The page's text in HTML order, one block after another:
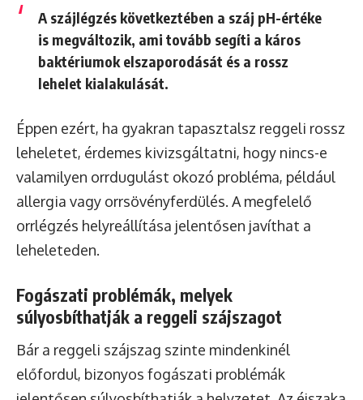
A szájlégzés következtében a száj pH-értéke
is megváltozik, ami tovább segíti a káros
baktériumok elszaporodását és a rossz
lehelet kialakulását.
Éppen ezért, ha gyakran tapasztalsz reggeli rossz
leheletet, érdemes kivizsgáltatni, hogy nincs-e
valamilyen orrdugulást okozó probléma, például
allergia vagy orrsövényferdülés. A megfelelő
orrlégzés helyreállítása jelentősen javíthat a
leheleteden.
Fogászati problémák, melyek
súlyosbíthatják a reggeli szájszagot
Bár a reggeli szájszag szinte mindenkinél
előfordul, bizonyos fogászati problémák